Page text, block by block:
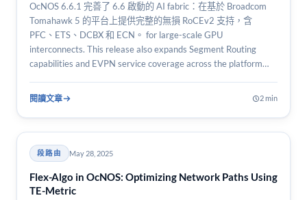
OcNOS 6.6.1 完善了 6.6 啟動的 AI fabric：在基於 Broadcom
Tomahawk 5 的平台上提供完整的無損 RoCEv2 支持，含
PFC、ETS、DCBX 和 ECN。 for large-scale GPU
interconnects. This release also expands Segment Routing
capabilities and EVPN service coverage across the platform
閱讀文章 2 min
段路由 May 28, 2025
Flex-Algo in OcNOS: Optimizing Network Paths Using
TE-Metric